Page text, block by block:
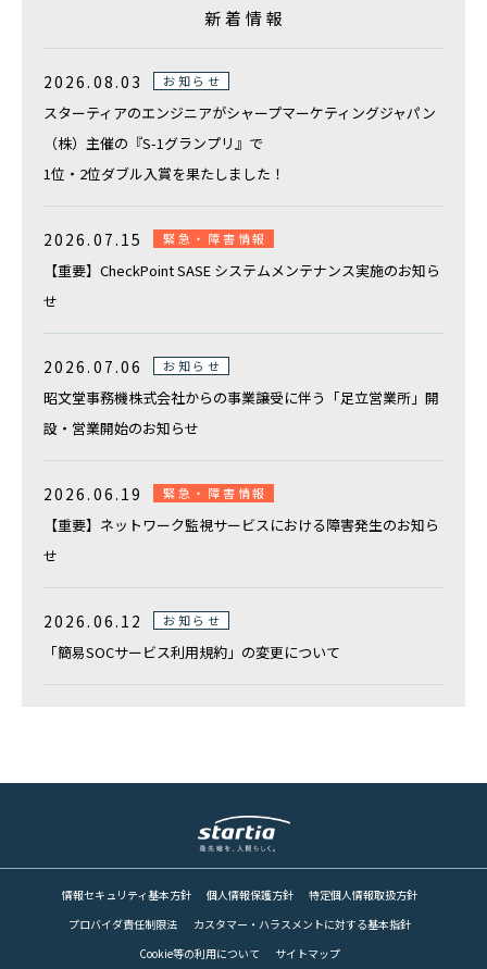
オフィス移転や新設のご相談はこちらから
その他のお問合せ
電話でのお問い合わせ
総合案内
0120-739-019
定休日：土日祝祭日・その他弊社指定の休日による
新着情報
2026.08.03 お知らせ
スターティアのエンジニアがシャープマーケティングジャパン
（株）主催の『S-1グランプリ』で
1位・2位ダブル入賞を果たしました！
2026.07.15 緊急・障害情報
【重要】CheckPoint SASE システムメンテナンス実施のお知ら
せ
2026.07.06 お知らせ
昭文堂事務機株式会社からの事業譲受に伴う「足立営業所」開
設・営業開始のお知らせ
2026.06.19 緊急・障害情報
【重要】ネットワーク監視サービスにおける障害発生のお知ら
せ
2026.06.12 お知らせ
「簡易SOCサービス利用規約」の変更について
情報セキュリティ基本方針 個人情報保護方針
特定個人情報取扱方針
プロバイダ責任制限法
カスタマー・ハラスメントに対する基本指針
Cookie等の利用について
サイトマップ